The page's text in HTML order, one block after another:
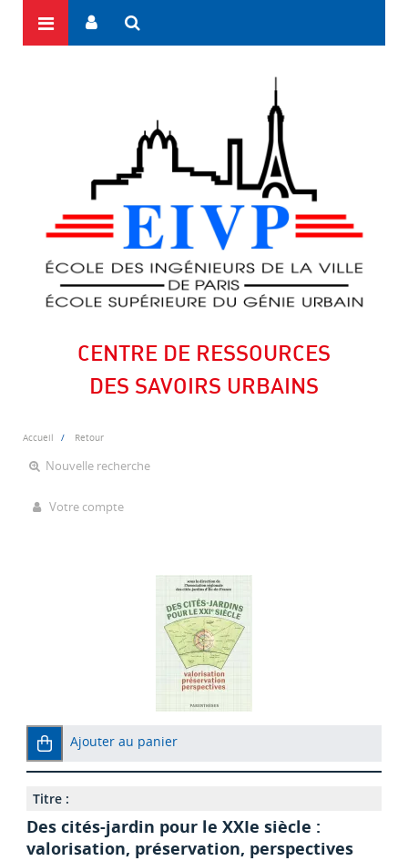
CENTRE DE RESSOURCES
DES SAVOIRS URBAINS
Accueil Retour
Nouvelle recherche
Votre compte
Ajouter au panier
Titre :
Des cités-jardin pour le XXIe siècle :
valorisation, préservation, perspectives